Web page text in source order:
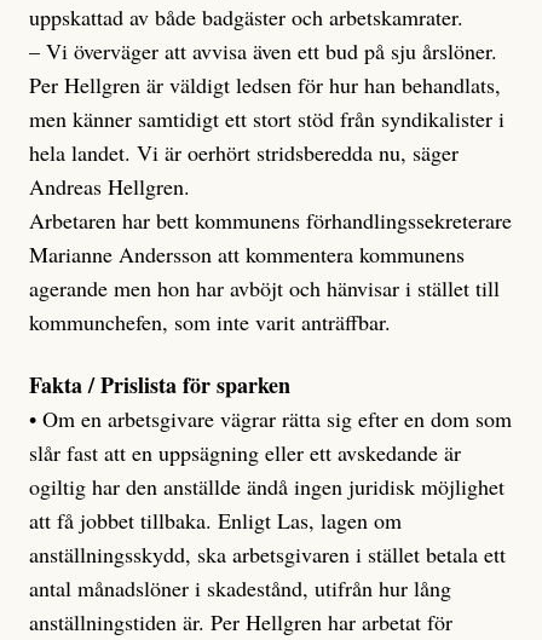
uppskattad av både badgäster och arbetskamrater.
– Vi överväger att avvisa även ett bud på sju årslöner.
Per Hellgren är väldigt ledsen för hur han behandlats,
men känner samtidigt ett stort stöd från syndikalister i
hela landet. Vi är oerhört stridsberedda nu, säger
Andreas Hellgren.
Arbetaren har bett kommunens förhandlingssekreterare
Marianne Andersson att kommentera kommunens
agerande men hon har avböjt och hänvisar i stället till
kommunchefen, som inte varit anträffbar.
Fakta / Prislista för sparken
• Om en arbetsgivare vägrar rätta sig efter en dom som
slår fast att en uppsägning eller ett avskedande är
ogiltig har den anställde ändå ingen juridisk möjlighet
att få jobbet tillbaka. Enligt Las, lagen om
anställningsskydd, ska arbetsgivaren i stället betala ett
antal månadslöner i skadestånd, utifrån hur lång
anställningstiden är. Per Hellgren har arbetat för